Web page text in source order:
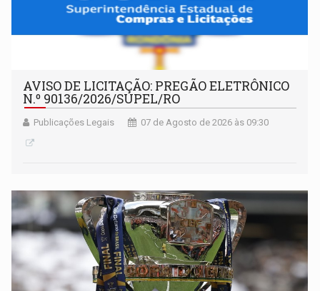
AVISO DE LICITAÇÃO: PREGÃO ELETRÔNICO
N.º 90136/2026/SUPEL/RO
Publicações Legais 07 de Agosto de 2026 às 09:30